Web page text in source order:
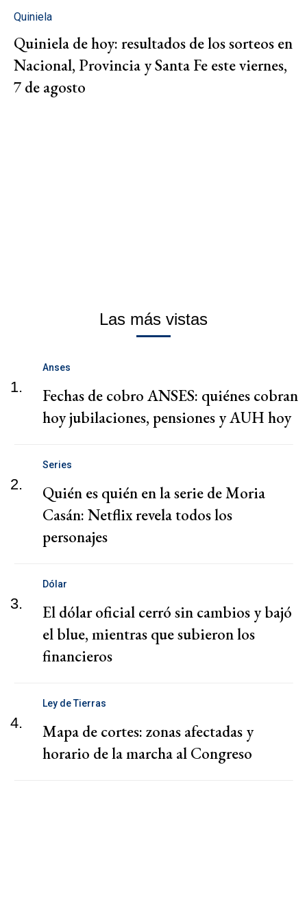
Quiniela
Quiniela de hoy: resultados de los sorteos en
Nacional, Provincia y Santa Fe este viernes,
7 de agosto
Las más vistas
1.
Anses
Fechas de cobro ANSES: quiénes cobran
hoy jubilaciones, pensiones y AUH hoy
2.
Series
Quién es quién en la serie de Moria
Casán: Netflix revela todos los
personajes
3.
Dólar
El dólar oficial cerró sin cambios y bajó
el blue, mientras que subieron los
financieros
4.
Ley de Tierras
Mapa de cortes: zonas afectadas y
horario de la marcha al Congreso